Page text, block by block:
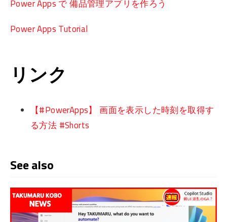
Power Apps で 備品管理アプリを作ろう
Power Apps Tutorial
リンク
【#PowerApps】 画面を表示した時刻を取得す
る方法 #Shorts
See also